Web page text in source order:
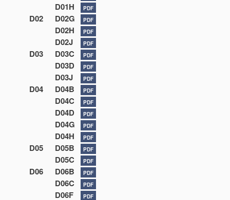
D01H PDF
D02 D02G PDF
D02H PDF
D02J PDF
D03 D03C PDF
D03D PDF
D03J PDF
D04 D04B PDF
D04C PDF
D04D PDF
D04G PDF
D04H PDF
D05 D05B PDF
D05C PDF
D06 D06B PDF
D06C PDF
D06F PDF